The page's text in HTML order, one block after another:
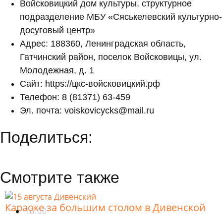
Войсковицкий дом культуры, структурное
подразделение МБУ «Сяськелевский культурно-
досуговый центр»
Адрес: 188360, Ленинградская область,
Гатчинский район, поселок Войсковицы, ул.
Молодежная, д. 1
Сайт: https://цкс-войсковицкий.рф
Телефон: 8 (81371) 63-459
Эл. почта: voiskovicycks@mail.ru
Поделиться:
Смотрите также
Караоке за большим столом в Дивенской
16.00